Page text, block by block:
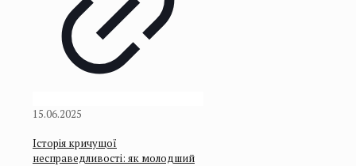
15.06.2025
Історія кричущої
несправедливості: як молодший